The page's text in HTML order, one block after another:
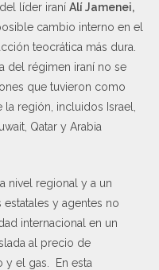
líder iraní Alí Jamenei,
cambio interno en el
teocrática más dura.
del régimen iraní no se
que tuvieron como
región, incluidos Israel,
Qatar y Arabia
nivel regional y a un
y agentes no
internacional en un
al precio de
el gas. En esta